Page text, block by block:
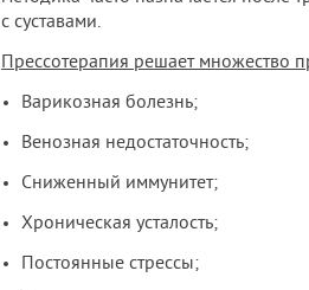
с суставами.
Прессотерапия решает множество
Варикозная болезнь;
Венозная недостаточность;
Сниженный иммунитет;
Хроническая усталость;
Постоянные стрессы;